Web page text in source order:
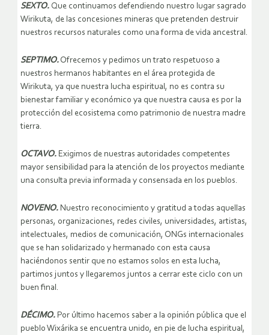
SEXTO. Que continuamos defendiendo nuestro lugar sagrado
Wirikuta, de las concesiones mineras que pretenden destruir
nuestros recursos naturales como una forma de vida ancestral.
SEPTIMO. Ofrecemos y pedimos un trato respetuoso a
nuestros hermanos habitantes en el área protegida de
Wirikuta, ya que nuestra lucha espiritual, no es contra su
bienestar familiar y económico ya que nuestra causa es por la
protección del ecosistema como patrimonio de nuestra madre
tierra.
OCTAVO. Exigimos de nuestras autoridades competentes
mayor sensibilidad para la atención de los proyectos mediante
una consulta previa informada y consensada en los pueblos.
NOVENO. Nuestro reconocimiento y gratitud a todas aquellas
personas, organizaciones, redes civiles, universidades, artistas,
intelectuales, medios de comunicación, ONGs internacionales
que se han solidarizado y hermanado con esta causa
haciéndonos sentir que no estamos solos en esta lucha,
partimos juntos y llegaremos juntos a cerrar este ciclo con un
buen final.
DÉCIMO. Por último hacemos saber a la opinión pública que el
pueblo Wixárika se encuentra unido, en pie de lucha espiritual,